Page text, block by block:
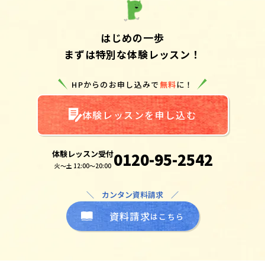
はじめの一歩
まずは特別な体験レッスン！
HPからのお申し込みで無料に！
体験レッスンを申し込む
体験レッスン受付
火～土 12:00～20:00 0120-95-2542
＼ カンタン資料請求 ／
資料請求はこちら